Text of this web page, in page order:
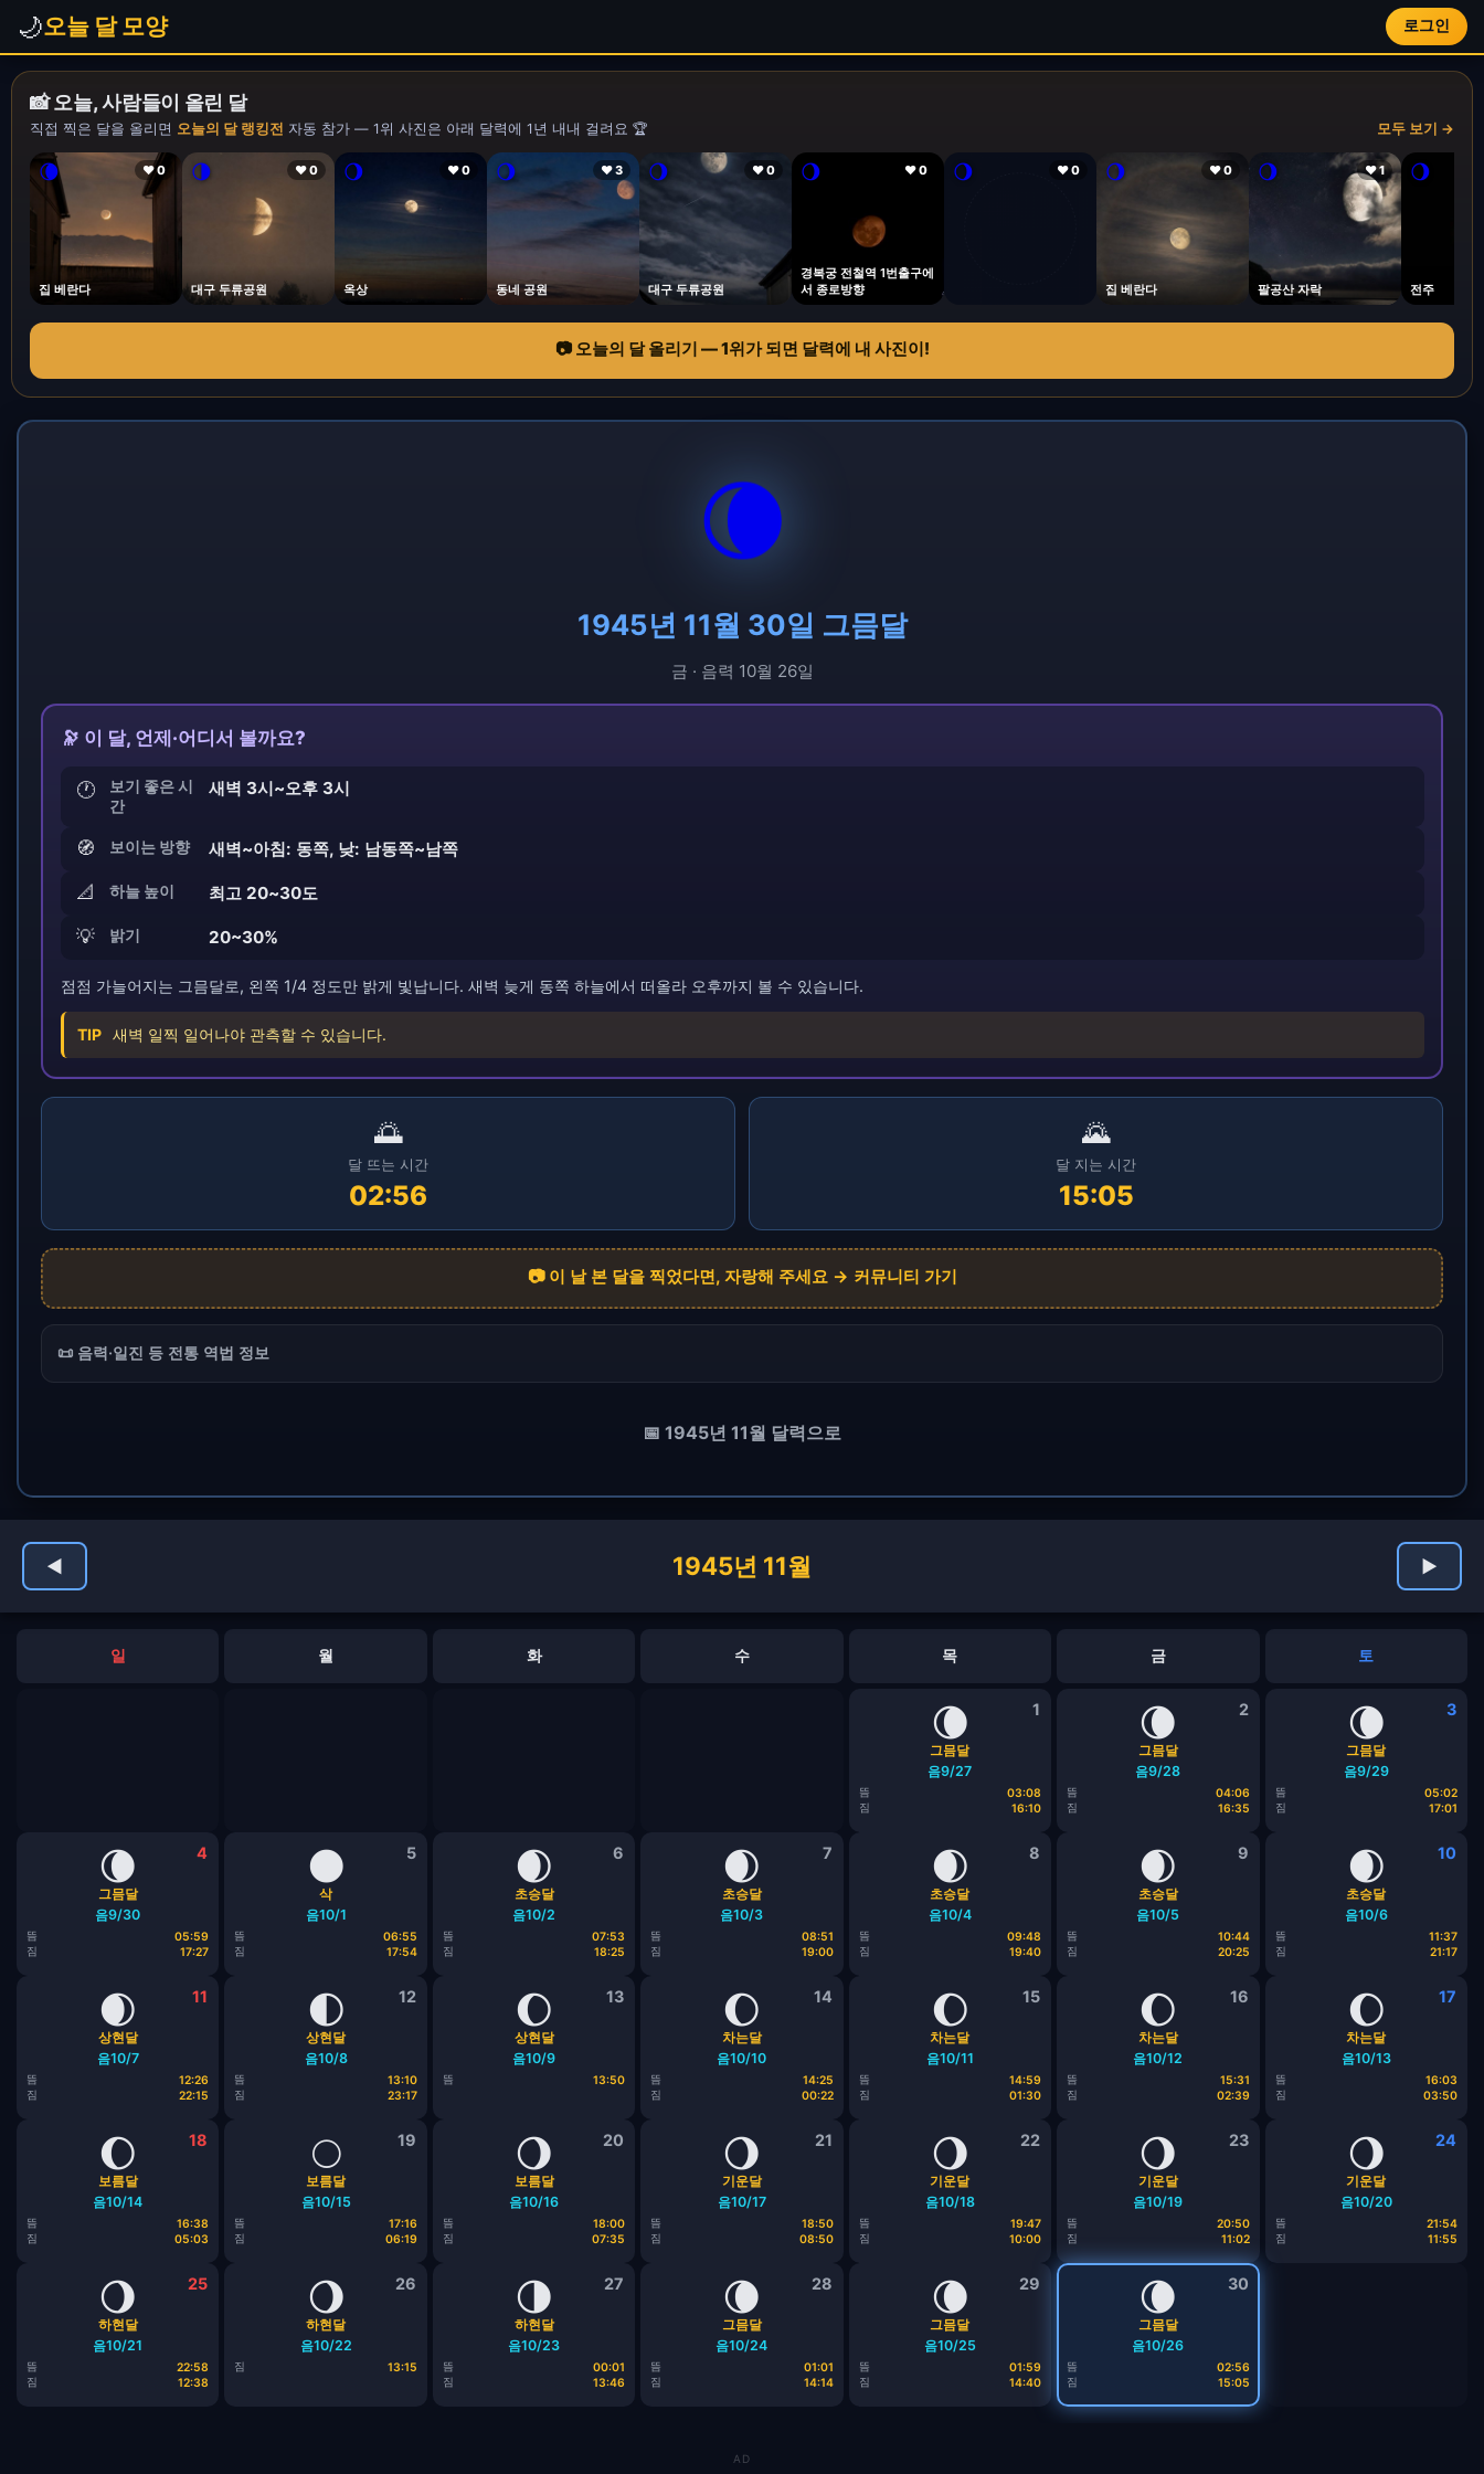
🌙오늘 달 모양 로그인
📸 오늘, 사람들이 올린 달
직접 찍은 달을 올리면 오늘의 달 랭킹전 자동 참가 — 1위 사진은 아래 달력에 1년 내내 걸려요 🏆 모두 보기 →
🌘 ❤ 0
집 베란다
🌗 ❤ 0
대구 두류공원
🌖 ❤ 0
옥상
🌖 ❤ 3
동네 공원
🌖 ❤ 0
대구 두류공원
🌖 ❤ 0
경복궁 전철역 1번출구에
서 종로방향
🌖 ❤ 0 🌖 ❤ 0
집 베란다
🌖 ❤ 1
팔공산 자락
🌖
전주
📷 오늘의 달 올리기 — 1위가 되면 달력에 내 사진이!
🌘
1945년 11월 30일 그믐달
금 · 음력 10월 26일
🔭 이 달, 언제·어디서 볼까요?
🕐
보기 좋은 시
간
새벽 3시~오후 3시
🧭 보이는 방향 새벽~아침: 동쪽, 낮: 남동쪽~남쪽
📐 하늘 높이 최고 20~30도
💡 밝기 20~30%
점점 가늘어지는 그믐달로, 왼쪽 1/4 정도만 밝게 빛납니다. 새벽 늦게 동쪽 하늘에서 떠올라 오후까지 볼 수 있습니다.
TIP 새벽 일찍 일어나야 관측할 수 있습니다.
🌅
달 뜨는 시간
02:56
🌄
달 지는 시간
15:05
📷 이 날 본 달을 찍었다면, 자랑해 주세요 → 커뮤니티 가기
📜 음력·일진 등 전통 역법 정보
📅 1945년 11월 달력으로
◀ 1945년 11월 ▶
일 월 화 수 목 금 토
1
🌘
그믐달
음9/27
뜸
03:08
짐
16:10
2
🌘
그믐달
음9/28
뜸
04:06
짐
16:35
3
🌘
그믐달
음9/29
뜸
05:02
짐
17:01
4
🌘
그믐달
음9/30
뜸
05:59
짐
17:27
5
🌑
삭
음10/1
뜸
06:55
짐
17:54
6
🌒
초승달
음10/2
뜸
07:53
짐
18:25
7
🌒
초승달
음10/3
뜸
08:51
짐
19:00
8
🌒
초승달
음10/4
뜸
09:48
짐
19:40
9
🌒
초승달
음10/5
뜸
10:44
짐
20:25
10
🌒
초승달
음10/6
뜸
11:37
짐
21:17
11
🌒
상현달
음10/7
뜸
12:26
짐
22:15
12
🌓
상현달
음10/8
뜸
13:10
짐
23:17
13
🌔
상현달
음10/9
뜸 13:50
14
🌔
차는달
음10/10
뜸
14:25
짐
00:22
15
🌔
차는달
음10/11
뜸
14:59
짐
01:30
16
🌔
차는달
음10/12
뜸
15:31
짐
02:39
17
🌔
차는달
음10/13
뜸
16:03
짐
03:50
18
🌔
보름달
음10/14
뜸
16:38
짐
05:03
19
🌕
보름달
음10/15
뜸
17:16
짐
06:19
20
🌖
보름달
음10/16
뜸
18:00
짐
07:35
21
🌖
기운달
음10/17
뜸
18:50
짐
08:50
22
🌖
기운달
음10/18
뜸
19:47
짐
10:00
23
🌖
기운달
음10/19
뜸
20:50
짐
11:02
24
🌖
기운달
음10/20
뜸
21:54
짐
11:55
25
🌖
하현달
음10/21
뜸
22:58
짐
12:38
26
🌖
하현달
음10/22
짐 13:15
27
🌗
하현달
음10/23
뜸
00:01
짐
13:46
28
🌘
그믐달
음10/24
뜸
01:01
짐
14:14
29
🌘
그믐달
음10/25
뜸
01:59
짐
14:40
30
🌘
그믐달
음10/26
뜸
02:56
짐
15:05
AD